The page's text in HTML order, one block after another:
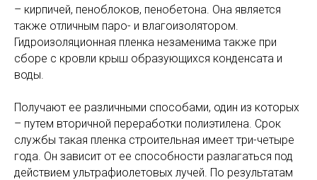
– кирпичей, пеноблоков, пенобетона. Она является
также отличным паро- и влагоизолятором.
Гидроизоляционная пленка незаменима также при
сборе с кровли крыш образующихся конденсата и
воды.
Получают ее различными способами, один из которых
– путем вторичной переработки полиэтилена. Срок
службы такая пленка строительная имеет три-четыре
года. Он зависит от ее способности разлагаться под
действием ультрафиолетовых лучей. По результатам